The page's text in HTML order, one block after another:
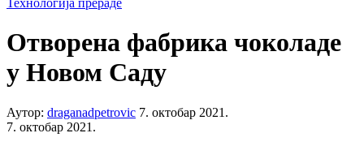
Технологија прераде
Отворена фабрика чоколаде
у Новом Саду
Аутор: draganadpetrovic 7. октобар 2021.
7. октобар 2021.